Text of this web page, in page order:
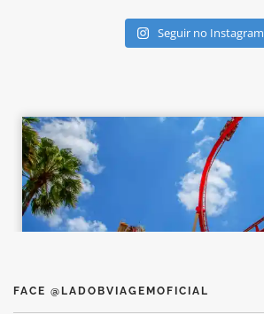
Seguir no Instagram
FACE @LADOBVIAGEMOFICIAL